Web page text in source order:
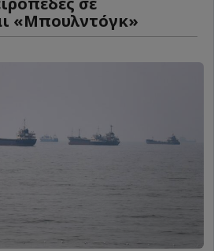
«Μπουλντόγκ»